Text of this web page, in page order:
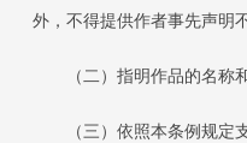
外，不得提供作者事先声明
（二）指明作品的名称
（三）依照本条例规定